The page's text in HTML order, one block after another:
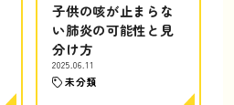
子供の咳が止まらな
い肺炎の可能性と見
分け方
2025.06.11
未分類